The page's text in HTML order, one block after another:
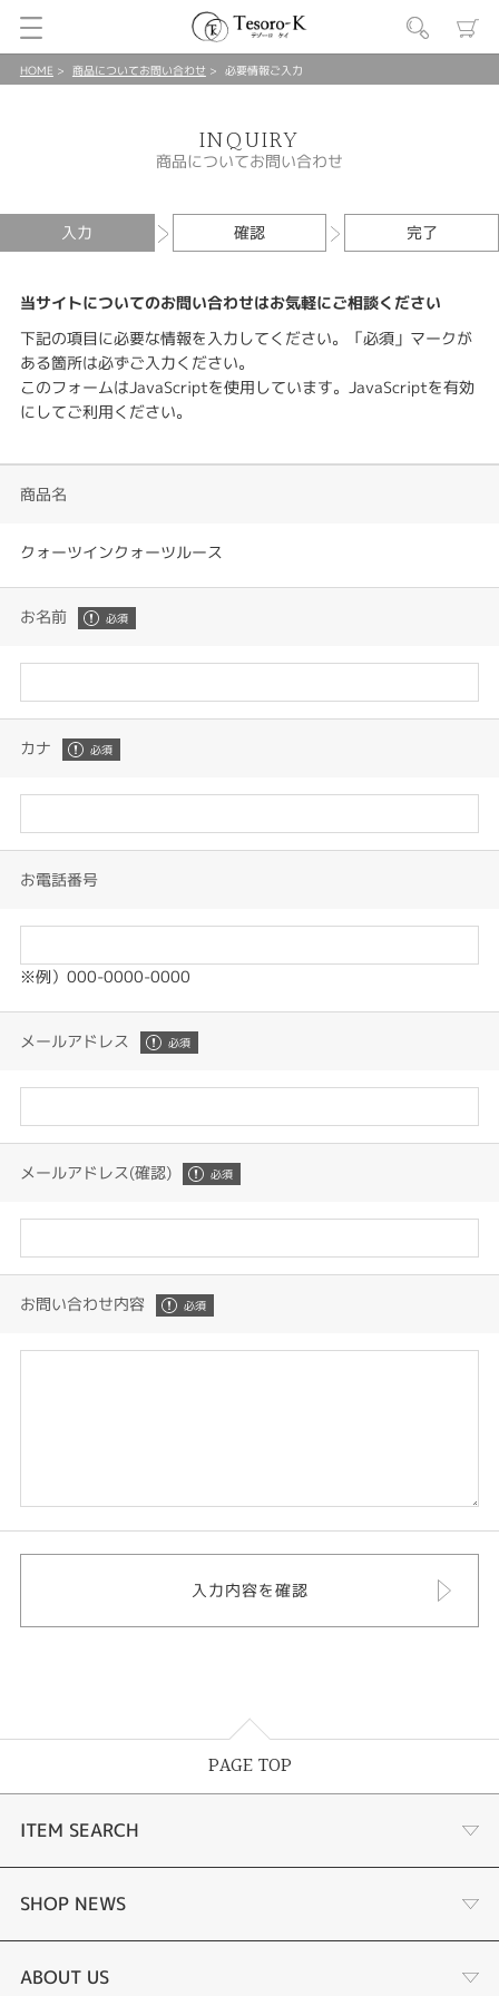
HOME 商品についてお問い合わせ 必要情報ご入力
INQUIRY
商品についてお問い合わせ
入力 確認 完了
当サイトについてのお問い合わせはお気軽にご相談ください
下記の項目に必要な情報を入力してください。「必須」マークが
ある箇所は必ずご入力ください。
このフォームはJavaScriptを使用しています。JavaScriptを有効
にしてご利用ください。
商品名
クォーツインクォーツルース
お名前
カナ
お電話番号
※例）000-0000-0000
メールアドレス
メールアドレス(確認)
お問い合わせ内容
PAGE TOP
ITEM SEARCH
婚約指輪
結婚指輪
SHOP NEWS
ジュエリーリフォーム
ABOUT US